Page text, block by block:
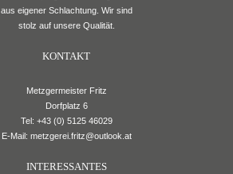
aus eigener Schlachtung. Wir sind
stolz auf unsere Qualität.
KONTAKT
Metzgermeister Fritz
Dorfplatz 6
Tel: +43 (0) 5125 46029
E-Mail: metzgerei.fritz@outlook.at
INTERESSANTES